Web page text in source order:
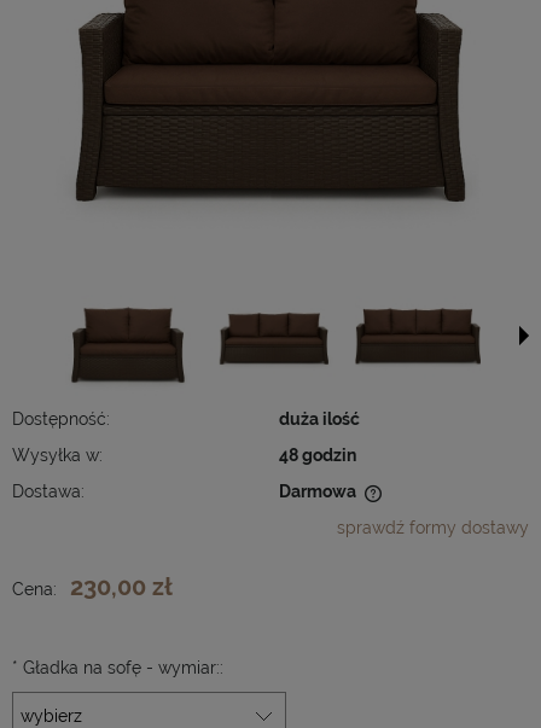
Dostępność:
duża ilość
Wysyłka w:
48 godzin
Dostawa:
Darmowa
sprawdź formy dostawy
Cena: 230,00 zł
* Gładka na sofę - wymiar::